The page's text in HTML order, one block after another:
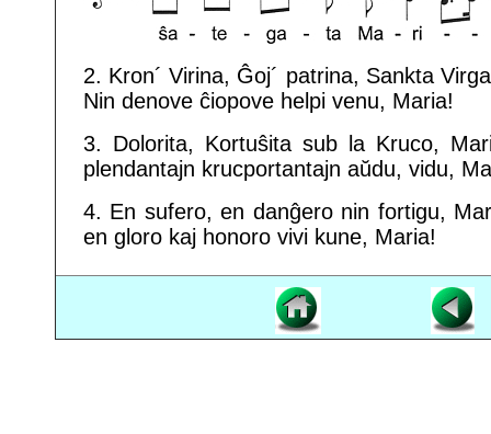
2. Kron´ Virina, Ĝoj´ patrina, Sankta
Nin denove ĉiopove helpi venu, Maria!
3. Dolorita, Kortuŝita sub la Kruco,
plendantajn krucportantajn aŭdu, vidu,
4. En sufero, en danĝero nin fortigu,
en gloro kaj honoro vivi kune, Maria!